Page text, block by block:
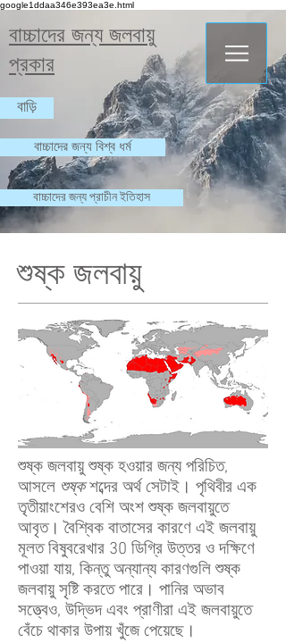
google1ddaa346e393ea3e.html
বাড়ি
বাচ্চাদের জন্য প্রাচীন ইতিহাস
বাচ্চাদের জন্য বিশ্ব ধর্ম
বাচ্চাদের জন্য জলবায়ু
প্রকার
শুষ্ক জলবায়ু
শুষ্ক জলবায়ু শুষ্ক হওয়ার জন্য পরিচিত,
আসলে শুষ্কশব্দের অর্থ সেটাই। পৃথিবীর এক
তৃতীয়াংশেরও বেশি অংশ শুষ্ক জলবায়ুতে
আবৃত। বৈশ্বিক বাতাসের কারণে এই জলবায়ু
মূলত বিষুবরেখার 30 ডিগ্রি উত্তর ও দক্ষিণে
পাওয়া যায়, কিন্তু অন্যান্য কারণগুলি শুষ্ক
জলবায়ু সৃষ্টি করতে পারে। পানির অভাব
সত্ত্বেও, উদ্ভিদ এবং প্রাণীরা এই জলবায়ুতে
বেঁচে থাকার উপায় খুঁজে পেয়েছে।